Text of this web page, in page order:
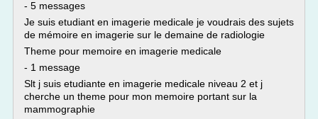
- 5 messages
Je suis etudiant en imagerie medicale je voudrais des sujets
de mémoire en imagerie sur le demaine de radiologie
Theme pour memoire en imagerie medicale
- 1 message
Slt j suis etudiante en imagerie medicale niveau 2 et j
cherche un theme pour mon memoire portant sur la
mammographie